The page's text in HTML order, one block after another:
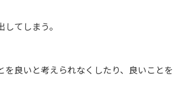
てしまう。
良いと考えられなくしたり、良いことを